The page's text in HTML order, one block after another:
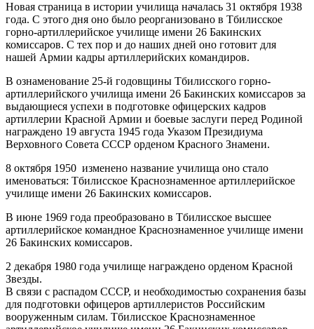
Новая страница в истории училища началась 31 октября 1938
года. С этого дня оно было реорганизовано в Тбилисское
горно-артиллерийское училище имени 26 Бакинских
комиссаров. С тех пор и до наших дней оно готовит для
нашей Армии кадры артиллерийских командиров.
В ознаменование 25-й годовщины Тбилисского горно-
артиллерийского училища имени 26 Бакинских комиссаров за
выдающиеся успехи в подготовке офицерских кадров
артиллерии Красной Армии и боевые заслуги перед Родиной
награждено 19 августа 1945 года Указом Президиума
Верховного Совета СССР орденом Красного Знамени.
8 октября 1950 изменено название училища оно стало
именоваться: Тбилисское Краснознаменное артиллерийское
училище имени 26 Бакинских комиссаров.
В июне 1969 года преобразовано в Тбилисское высшее
артиллерийское командное Краснознаменное училище имени
26 Бакинских комиссаров.
2 декабря 1980 года училище награждено орденом Красной
Звезды.
В связи с распадом СССР, и необходимостью сохранения базы
для подготовки офицеров артиллеристов Российским
вооруженным силам. Тбилисское Краснознаменное